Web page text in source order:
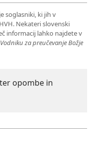
soglasniki, ki jih v
Nekateri slovenski
informacij lahko najdete v
Vodniku za preučevanje Božje
ter opombe in